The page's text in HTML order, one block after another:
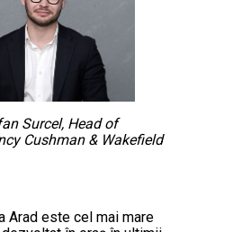
Surcel, Head of
Cushman & Wakefield
Arad este cel mai mare